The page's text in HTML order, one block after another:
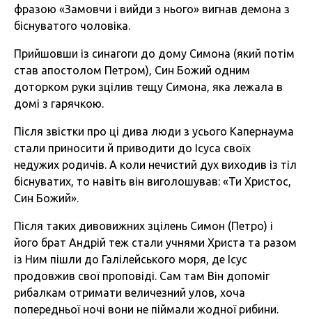
фразою «Замовчи і вийди з нього» вигнав демона з
біснуватого чоловіка.
Прийшовши із синагоги до дому Симона (який потім
став апостолом Петром), Син Божий одним
доторком руки зцілив тещу Симона, яка лежала в
домі з гарячкою.
Після звістки про ці дива люди з усього Капернаума
стали приносити й приводити до Ісуса своїх
недужих родичів. А коли нечистий дух виходив із тіл
біснуватих, то навіть він виголошував: «Ти Христос,
Син Божий».
Після таких дивовижних зцілень Симон (Петро) і
його брат Андрій теж стали учнями Христа та разом
із Ним пішли до Галілейського моря, де Ісус
продовжив свої проповіді. Сам там Він допоміг
рибалкам отримати величезний улов, хоча
попередньої ночі вони не піймали жодної рибини.